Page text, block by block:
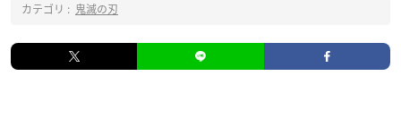
カテゴリ : 鬼滅の刃